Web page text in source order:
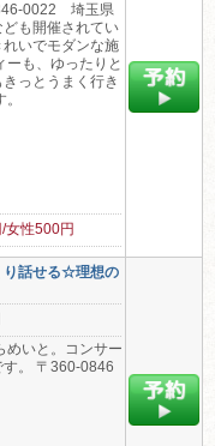
0022 埼玉県
も開催されてい
いでモダンな施
も、ゆったりと
っとうまく行き
女性500円
り話せる☆理想の
いと。コンサー
す。 〒360-0846